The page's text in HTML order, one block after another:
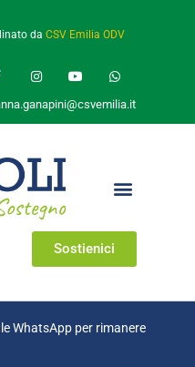
da CSV Emilia ODV
Sostienici
WhatsApp per rimanere